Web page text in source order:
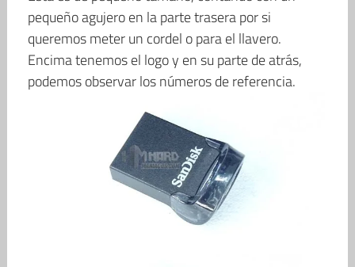
pequeño agujero en la parte trasera por si
queremos meter un cordel o para el llavero.
Encima tenemos el logo y en su parte de atrás,
podemos observar los números de referencia.